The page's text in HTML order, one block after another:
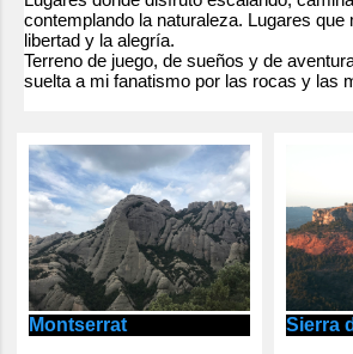
t
a
o
s
contemplando la naturaleza. Lugares que
libertad y la alegría.
Terreno de juego, de sueños y de
suelta a mi fanatismo por las rocas y las
Montserrat Sierra